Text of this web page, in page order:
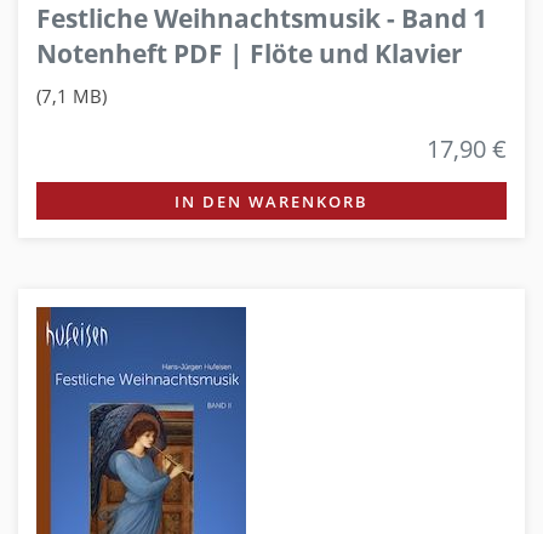
Festliche Weihnachtsmusik - Band 1
Notenheft PDF | Flöte und Klavier
(7,1 MB)
17,90 €
IN DEN WARENKORB